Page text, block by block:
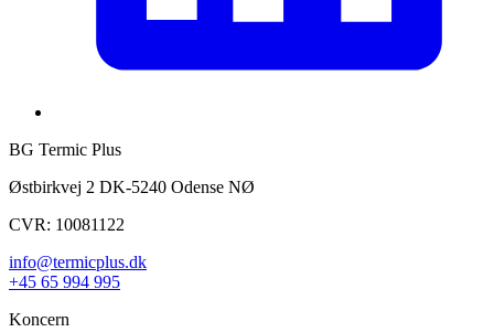
BG Termic Plus
Østbirkvej 2 DK-5240 Odense NØ
CVR: 10081122
info@termicplus.dk
+45 65 994 995
Koncern